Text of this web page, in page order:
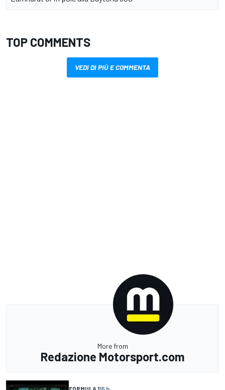
TOP COMMENTS
VEDI DI PIÙ E COMMENTA
More from
Redazione Motorsport.com
FORMULA 115 h